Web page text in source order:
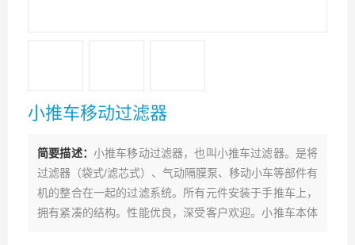
小推车移动过滤器
简要描述： 小推车移动过滤器，也叫小推车过滤器。是将
过滤器（袋式/滤芯式）、气动隔膜泵、移动小车等部件有
机的整合在一起的过滤系统。所有元件安装于手推车上，
拥有紧凑的结构。性能优良，深受客户欢迎。小推车本体